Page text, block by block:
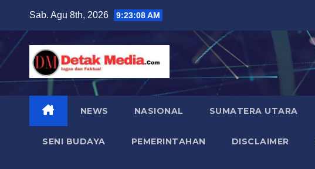
content
Sab. Agu 8th, 2026 9:23:10 AM
NEWS NASIONAL SUMATERA UTARA
SENI BUDAYA PEMERINTAHAN DISCLAIMER